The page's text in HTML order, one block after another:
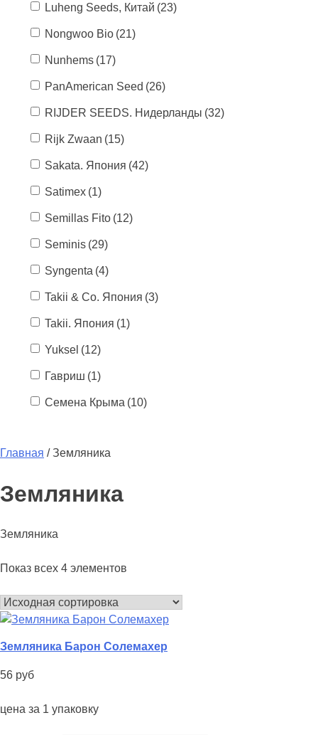
Luheng Seeds, Китай (23)
Nongwoo Bio (21)
Nunhems (17)
PanAmerican Seed (26)
RIJDER SEEDS. Нидерланды (32)
Rijk Zwaan (15)
Sakata. Япония (42)
Satimex (1)
Semillas Fito (12)
Seminis (29)
Syngenta (4)
Takii & Co. Япония (3)
Takii. Япония (1)
Yuksel (12)
Гавриш (1)
Семена Крыма (10)
Главная / Земляника
Земляника
Земляника
Показ всех 4 элементов
Земляника Барон Солемахер
56 руб
цена за 1 упаковку